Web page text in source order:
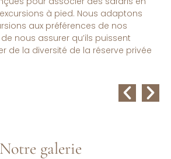
occasion, qu’il s’agisse d’un
anniversaire de mariage, ou autre,
un dîner spectaculaire en pleine
en pleine nature sont une
que vous chérirez pendant de
!
Notre galerie